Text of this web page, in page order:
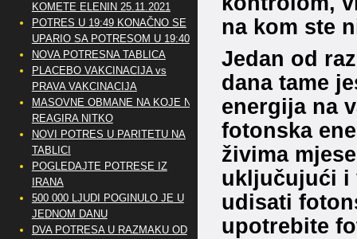
na kom ste
Jedan od
dana tame
energija na
fotonska
živima
uključujući i
udisati
upotrebite
KOMETE ELENIN 25.11.2021
POTRES U 19:49 KONAČNO SE
UPARIO SA POTRESOM U 19:40
NOVA POTRESNA TABLICA
PLACEBO VAKCINACIJA vs
PRAVA VAKCINACIJA
MASOVNE OBMANE NA KOJE NE
REAGIRA NITKO
NOVI POTRES U PARITETU NA
TABLICI
POGLEDAJTE POTRESE IZ
IRANA
500 000 LJUDI POGINULO JE U
JEDNOM DANU
DVA POTRESA U RAZMAKU OD